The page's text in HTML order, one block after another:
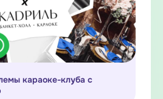
караоке-клуба с